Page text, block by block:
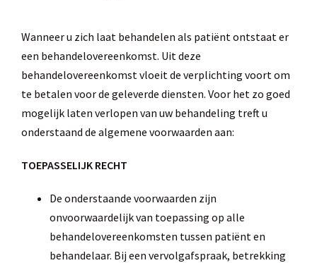
Wanneer u zich laat behandelen als patiënt ontstaat er
een behandelovereenkomst. Uit deze
behandelovereenkomst vloeit de verplichting voort om
te betalen voor de geleverde diensten. Voor het zo goed
mogelijk laten verlopen van uw behandeling treft u
onderstaand de algemene voorwaarden aan:
TOEPASSELIJK RECHT
De onderstaande voorwaarden zijn
onvoorwaardelijk van toepassing op alle
behandelovereenkomsten tussen patiënt en
behandelaar. Bij een vervolgafspraak, betrekking